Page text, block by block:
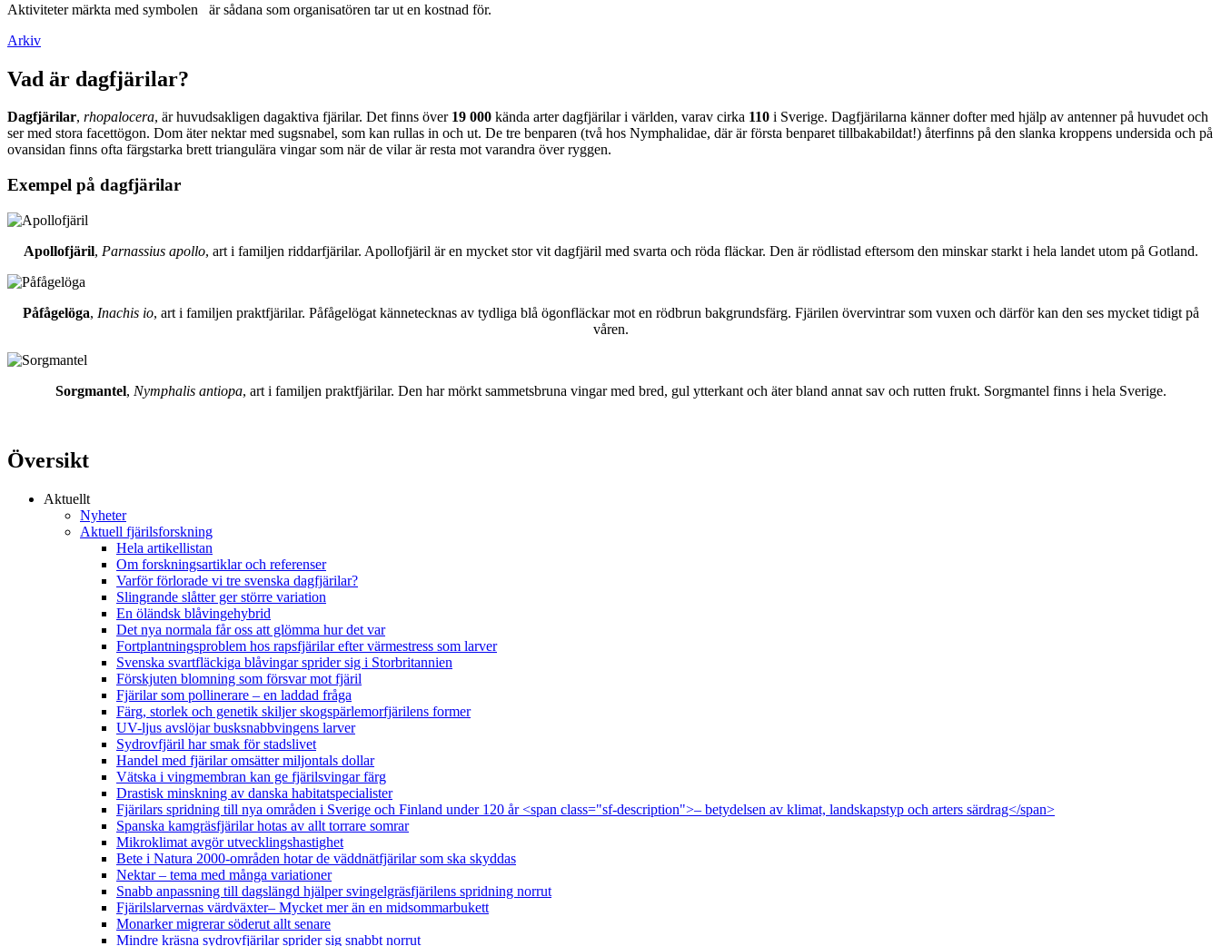
Aktiviteter märkta med symbolen
är sådana som organisatören tar ut en kostnad för.
Arkiv
Vad är dagfjärilar?
Dagfjärilar, rhopalocera, är huvudsakligen dagaktiva fjärilar. Det finns över 19 000 kända arter dagfjärilar i världen, varav cirka 110 i Sverige. Dagfjärilarna känner dofter med hjälp av antenner på huvudet och
ser med stora facettögon. Dom äter nektar med sugsnabel, som kan rullas in och ut. De tre benparen (två hos Nymphalidae, där är första benparet tillbakabildat!) återfinns på den slanka kroppens undersida och på
ovansidan finns ofta färgstarka brett triangulära vingar som när de vilar är resta mot varandra över ryggen.
Exempel på dagfjärilar
Apollofjäril, Parnassius apollo, art i familjen riddarfjärilar. Apollofjäril är en mycket stor vit dagfjäril med svarta och röda fläckar. Den är rödlistad eftersom den minskar starkt i hela landet utom på Gotland.
Påfågelöga, Inachis io, art i familjen praktfjärilar. Påfågelögat kännetecknas av tydliga blå ögonfläckar mot en rödbrun bakgrundsfärg. Fjärilen övervintrar som vuxen och därför kan den ses mycket tidigt på
våren.
Sorgmantel, Nymphalis antiopa, art i familjen praktfjärilar. Den har mörkt sammetsbruna vingar med bred, gul ytterkant och äter bland annat sav och rutten frukt. Sorgmantel finns i hela Sverige.
Översikt
Aktuellt
Nyheter
Aktuell fjärilsforskning
Hela artikellistan
Om forskningsartiklar och referenser
Varför förlorade vi tre svenska dagfjärilar?
Slingrande slåtter ger större variation
En öländsk blåvingehybrid
Det nya normala får oss att glömma hur det var
Fortplantningsproblem hos rapsfjärilar efter värmestress som larver
Svenska svartfläckiga blåvingar sprider sig i Storbritannien
Förskjuten blomning som försvar mot fjäril
Fjärilar som pollinerare – en laddad fråga
Färg, storlek och genetik skiljer skogspärlemorfjärilens former
UV-ljus avslöjar busksnabbvingens larver
Sydrovfjäril har smak för stadslivet
Handel med fjärilar omsätter miljontals dollar
Vätska i vingmembran kan ge fjärilsvingar färg
Drastisk minskning av danska habitatspecialister
Fjärilars spridning till nya områden i Sverige och Finland under 120 år <span class="sf-description">– betydelsen av klimat, landskapstyp och arters särdrag</span>
Spanska kamgräsfjärilar hotas av allt torrare somrar
Mikroklimat avgör utvecklingshastighet
Bete i Natura 2000-områden hotar de väddnätfjärilar som ska skyddas
Nektar – tema med många variationer
Snabb anpassning till dagslängd hjälper svingelgräsfjärilens spridning norrut
Fjärilslarvernas värdväxter– Mycket mer än en midsommarbukett
Monarker migrerar söderut allt senare
Mindre kräsna sydrovfjärilar sprider sig snabbt norrut